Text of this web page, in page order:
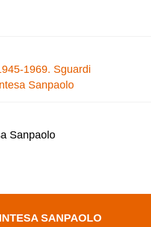
1969. Sguardi
Sanpaolo
Sanpaolo
SANPAOLO